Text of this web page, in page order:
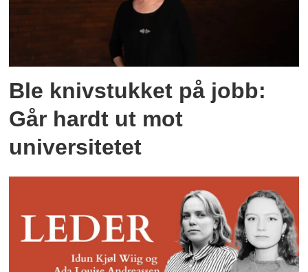
Ble knivstukket på jobb:
Går hardt ut mot
universitetet